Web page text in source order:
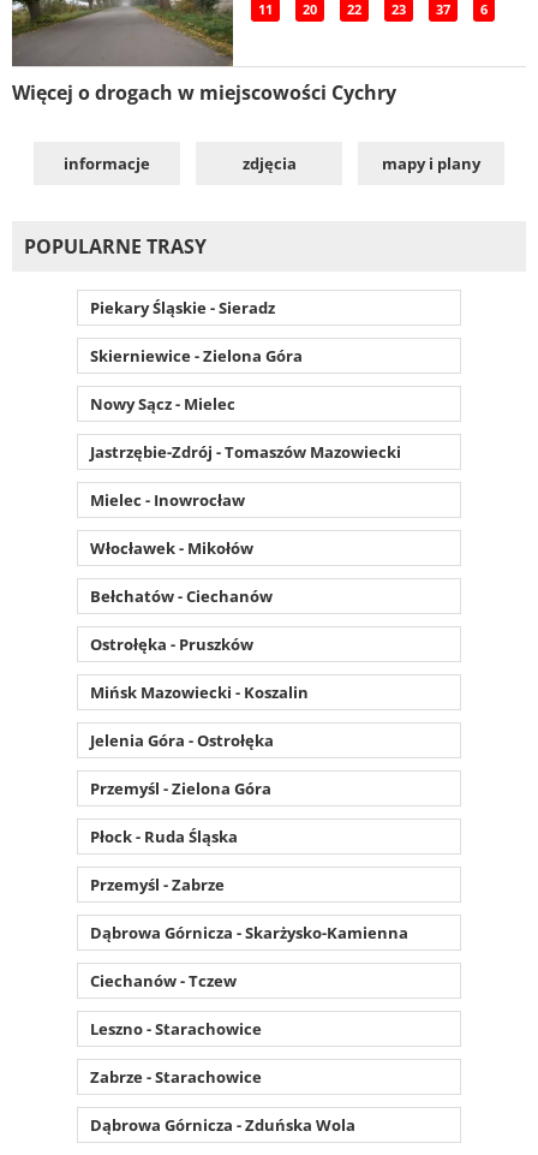
11 20 22 23 37 6
Więcej o drogach w miejscowości Cychry
informacje zdjęcia mapy i plany
POPULARNE TRASY
Piekary Śląskie - Sieradz
Skierniewice - Zielona Góra
Nowy Sącz - Mielec
Jastrzębie-Zdrój - Tomaszów Mazowiecki
Mielec - Inowrocław
Włocławek - Mikołów
Bełchatów - Ciechanów
Ostrołęka - Pruszków
Mińsk Mazowiecki - Koszalin
Jelenia Góra - Ostrołęka
Przemyśl - Zielona Góra
Płock - Ruda Śląska
Przemyśl - Zabrze
Dąbrowa Górnicza - Skarżysko-Kamienna
Ciechanów - Tczew
Leszno - Starachowice
Zabrze - Starachowice
Dąbrowa Górnicza - Zduńska Wola